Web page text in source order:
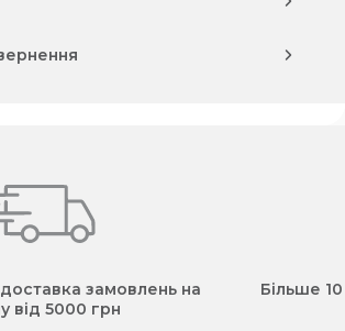
замовлень на
від 5000 грн
Більше